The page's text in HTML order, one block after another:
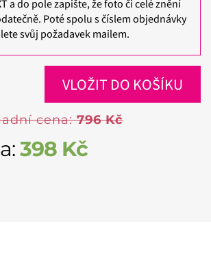
a do pole zapište, že foto či celé znění
Poté spolu s číslem objednávky
svůj požadavek mailem.
cena:796 Kč
398 Kč